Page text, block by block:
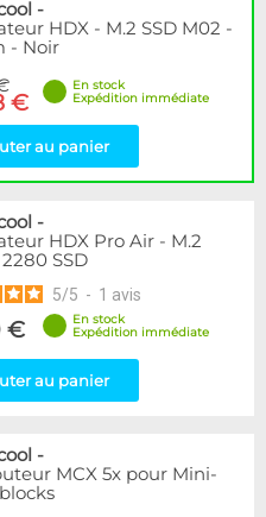
-
HDX - M.2 SSD M02 -
- Noir
€
En stock
Expédition immédiate
au panier
-
HDX Pro Air - M.2
SSD
5/5 - 1 avis
€
En stock
Expédition immédiate
au panier
-
MCX 5x pour Mini-